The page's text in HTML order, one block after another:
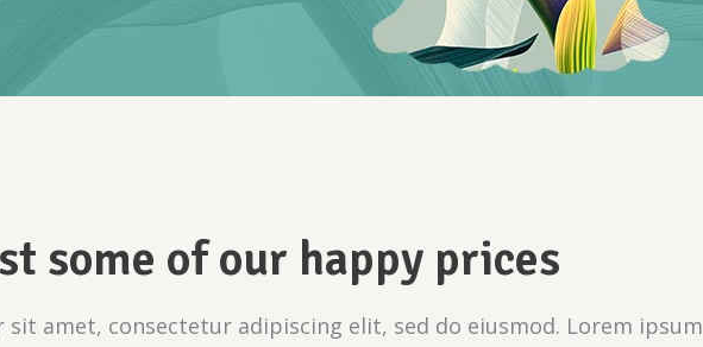
some of our happy prices
sit amet, consectetur adipiscing elit, sed do eiusmod. Lorem ipsum